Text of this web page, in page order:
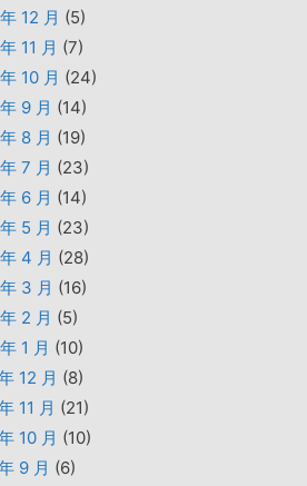
12 月 (5)
11 月 (7)
10 月 (24)
9 月 (14)
8 月 (19)
7 月 (23)
6 月 (14)
5 月 (23)
4 月 (28)
3 月 (16)
2 月 (5)
1 月 (10)
12 月 (8)
11 月 (21)
10 月 (10)
9 月 (6)